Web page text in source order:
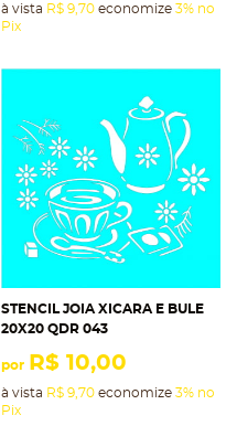
à vista R$ 9,70 economize 3% no
Pix
STENCIL JOIA XICARA E BULE
20X20 QDR 043
por R$ 10,00
à vista R$ 9,70 economize 3% no
Pix